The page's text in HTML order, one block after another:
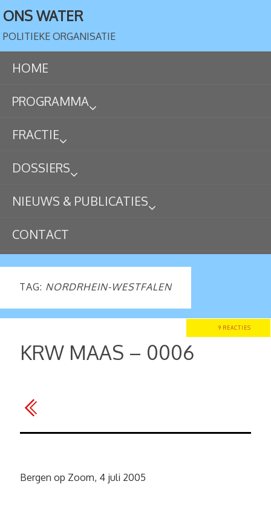
ONS WATER
POLITIEKE ORGANISATIE
HOME
PROGRAMMA
FRACTIE
DOSSIERS
NIEUWS & PUBLICATIES
CONTACT
TAG: NORDRHEIN-WESTFALEN
9 REACTIES
KRW MAAS – 0006
Bergen op Zoom, 4 juli 2005